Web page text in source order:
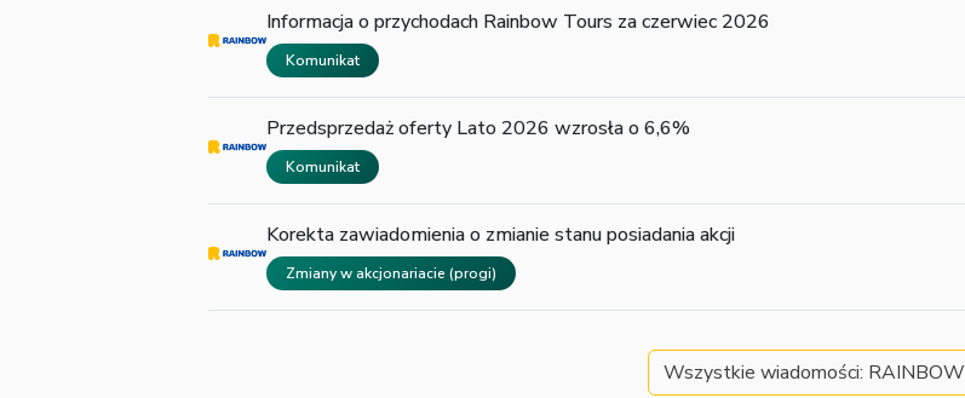
Informacja o przychodach Rainbow Tours za czerwiec 2026
Komunikat
Przedsprzedaż oferty Lato 2026 wzrosła o 6,6%
Komunikat
Korekta zawiadomienia o zmianie stanu posiadania akcji
Zmiany w akcjonariacie (progi)
Wszystkie wiadomości: RAINBOW